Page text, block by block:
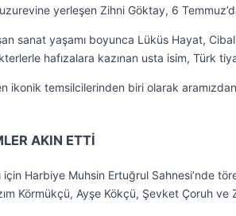
yerleşen Zihni Göktay, 6
sanat yaşamı boyunca Lüküs Hayat,
hafızalara kazınan usta isim, Türk
ikonik temsilcilerinden biri olarak
AKIN ETTİ
için Harbiye Muhsin Ertuğrul Sahnesi’nde
Körmükçü, Ayşe Kökçü, Şevket Çoruh ve